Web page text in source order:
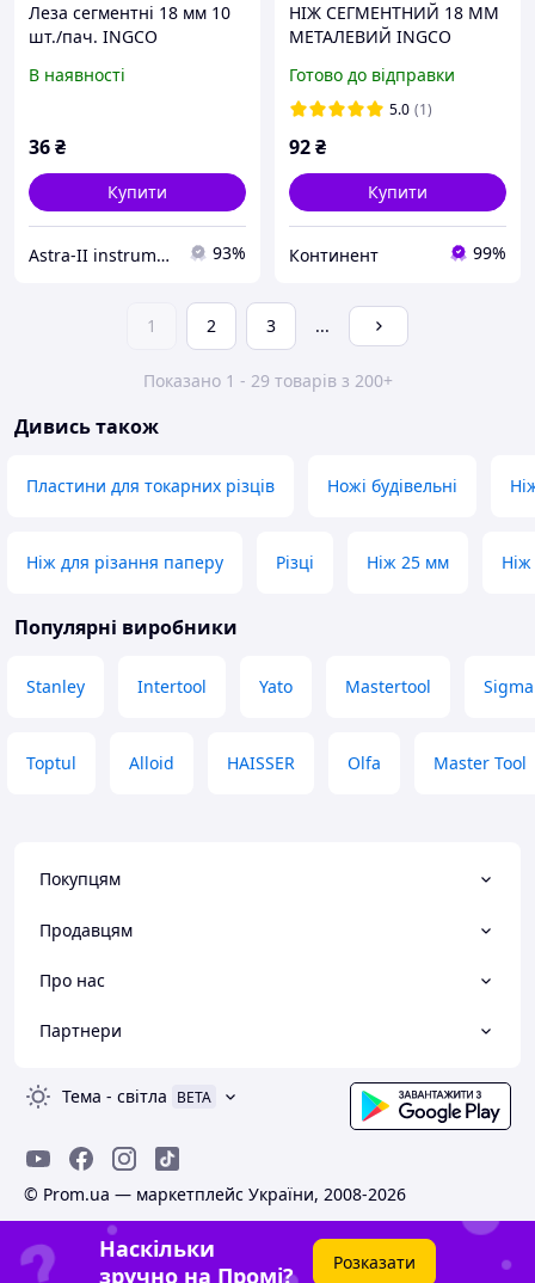
Леза сегментні 18 мм 10
шт./пач. INGCO
В наявності
36₴
Купити
Astra-II instrument-opt 93%
НІЖ СЕГМЕНТНИЙ 18 ММ
МЕТАЛЕВИЙ INGCO
Готово до відправки
5.0 (1)
92₴
Купити
Континент 99%
1 2 3 ...
Показано 1 - 29 товарів з 200+
Дивись також
Пластини для токарних різців Ножі будівельні
Ніж для різання паперу Різці Ніж 25 мм
Популярні виробники
Stanley Intertool Yato Mastertool Sigma
Toptul Alloid HAISSER Olfa Master Tool
Покупцям
Продавцям
Про нас
Партнери
Тема - світла BETA
© Prom.ua — маркетплейс України, 2008-2026
Наскільки
зручно на Промі?
Розказати